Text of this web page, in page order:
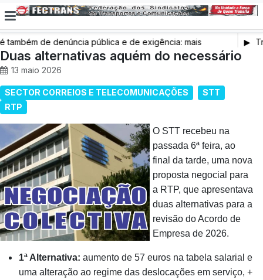
também de denúncia pública e de exigência: mais
saúde, mais condições de trabalho e mais SNS
Duas alternativas aquém do necessário
13 maio 2026
SECTOR CORREIOS E TELECOMUNICAÇÕES
STT
RTP
O STT recebeu na
passada 6ª feira, ao
final da tarde, uma nova
proposta negocial para
a RTP, que apresentava
duas alternativas para a
revisão do Acordo de
Empresa de 2026.
1ª Alternativa: aumento de 57 euros na tabela salarial e
uma alteração ao regime das deslocações em serviço, +